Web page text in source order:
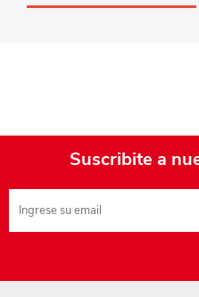
Suscribite a